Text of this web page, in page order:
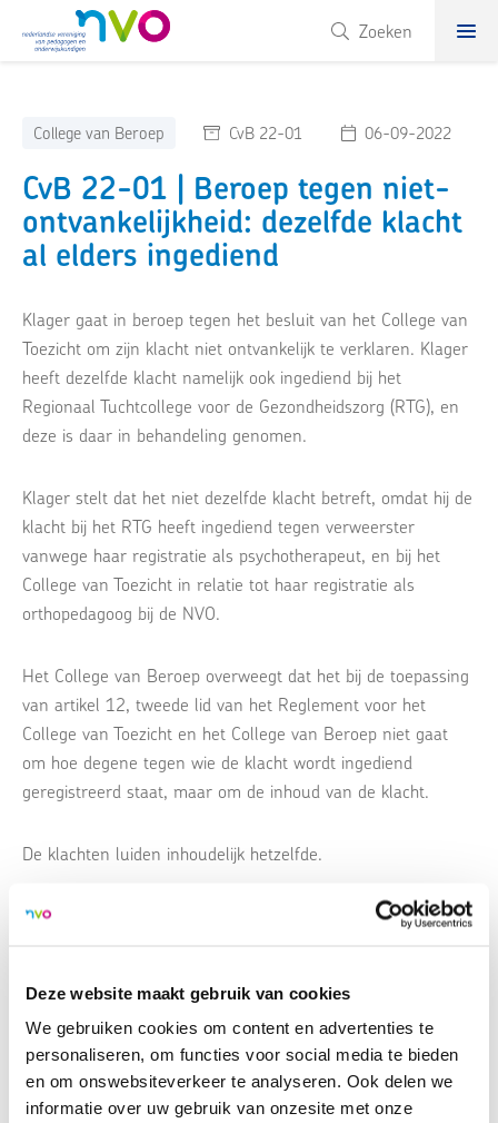
Deze website maakt gebruik van cookies
We gebruiken cookies om content en advertenties te
personaliseren, om functies voor social media te bieden
en om onswebsiteverkeer te analyseren. Ook delen we
informatie over uw gebruik van onzesite met onze
NVO Zoeken
College van Beroep CvB 22-01 06-09-2022
CvB 22-01 | Beroep tegen niet-
ontvankelijkheid: dezelfde klacht
al elders ingediend
Klager gaat in beroep tegen het besluit van het College van
Toezicht om zijn klacht niet ontvankelijk te verklaren. Klager
heeft dezelfde klacht namelijk ook ingediend bij het
Regionaal Tuchtcollege voor de Gezondheidszorg (RTG), en
deze is daar in behandeling genomen.
Klager stelt dat het niet dezelfde klacht betreft, omdat hij de
klacht bij het RTG heeft ingediend tegen verweerster
vanwege haar registratie als psychotherapeut, en bij het
College van Toezicht in relatie tot haar registratie als
orthopedagoog bij de NVO.
Het College van Beroep overweegt dat het bij de toepassing
van artikel 12, tweede lid van het Reglement voor het
College van Toezicht en het College van Beroep niet gaat
om hoe degene tegen wie de klacht wordt ingediend
geregistreerd staat, maar om de inhoud van de klacht.
De klachten luiden inhoudelijk hetzelfde.
Het College van Beroep oordeelt dan ook dat het College
Uitspraak CvB 22-01